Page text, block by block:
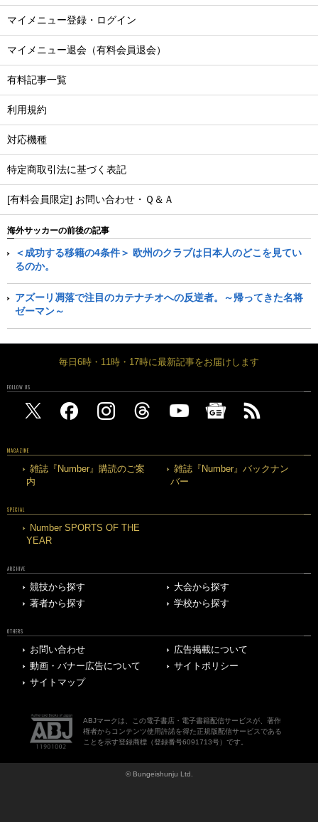
マイメニュー登録・ログイン
マイメニュー退会（有料会員退会）
有料記事一覧
利用規約
対応機種
特定商取引法に基づく表記
[有料会員限定] お問い合わせ・Ｑ＆Ａ
海外サッカーの前後の記事
＜成功する移籍の4条件＞ 欧州のクラブは日本人のどこを見てい
るのか。
アズーリ凋落で注目のカテナチオへの反逆者。～帰ってきた名将
ゼーマン～
毎日6時・11時・17時に最新記事をお届けします
FOLLOW US
MAGAZINE
雑誌『Number』購読のご案
内
雑誌『Number』バックナン
バー
SPECIAL
Number SPORTS OF THE
YEAR
ARCHIVE
競技から探す
大会から探す
著者から探す
学校から探す
OTHERS
お問い合わせ
広告掲載について
動画・バナー広告について
サイトポリシー
サイトマップ
ABJマークは、この電子書店・電子書籍配信サービスが、著作
権者からコンテンツ使用許諾を得た正規版配信サービスである
ことを示す登録商標（登録番号6091713号）です。
© Bungeishunju Ltd.